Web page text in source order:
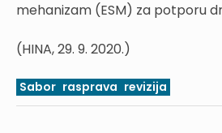
mehanizam (ESM) za potporu
(HINA, 29. 9. 2020.)
Sabor rasprava revizija